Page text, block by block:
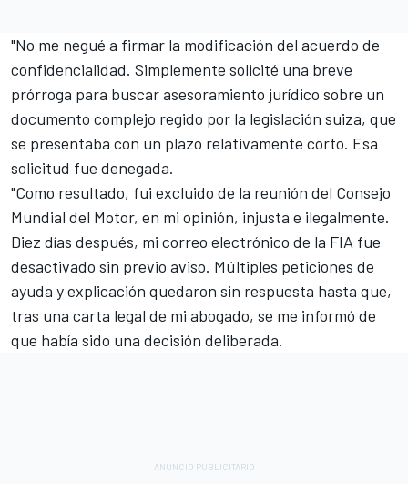
"No me negué a firmar la modificación del acuerdo de
confidencialidad. Simplemente solicité una breve
prórroga para buscar asesoramiento jurídico sobre un
documento complejo regido por la legislación suiza, que
se presentaba con un plazo relativamente corto. Esa
solicitud fue denegada.
"Como resultado, fui excluido de la reunión del Consejo
Mundial del Motor, en mi opinión, injusta e ilegalmente.
Diez días después, mi correo electrónico de la FIA fue
desactivado sin previo aviso. Múltiples peticiones de
ayuda y explicación quedaron sin respuesta hasta que,
tras una carta legal de mi abogado, se me informó de
que había sido una decisión deliberada.